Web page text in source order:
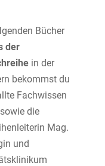
Bücher
der
in der
bekommst du
Fachwissen
die
Mag.
und